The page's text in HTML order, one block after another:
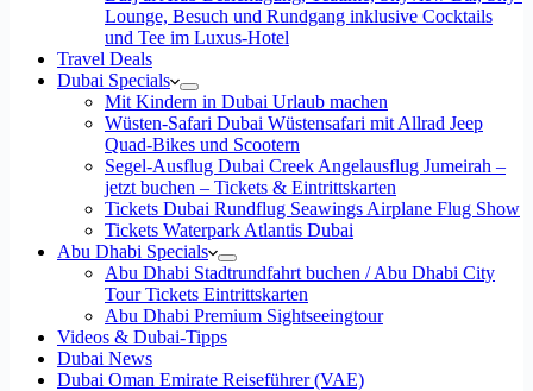
Lounge, Besuch und Rundgang inklusive Cocktails
und Tee im Luxus-Hotel
Travel Deals
Dubai Specials
Mit Kindern in Dubai Urlaub machen
Wüsten-Safari Dubai Wüstensafari mit Allrad Jeep
Quad-Bikes und Scootern
Segel-Ausflug Dubai Creek Angelausflug Jumeirah –
jetzt buchen – Tickets & Eintrittskarten
Tickets Dubai Rundflug Seawings Airplane Flug Show
Tickets Waterpark Atlantis Dubai
Abu Dhabi Specials
Abu Dhabi Stadtrundfahrt buchen / Abu Dhabi City
Tour Tickets Eintrittskarten
Abu Dhabi Premium Sightseeingtour
Videos & Dubai-Tipps
Dubai News
Dubai Oman Emirate Reiseführer (VAE)